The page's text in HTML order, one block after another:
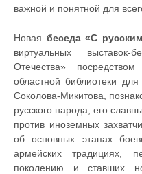
важной и понятной для
Новая беседа «С
виртуальных выставок-
Отечества»
областной библиотеки
Соколова-Микитова,
русского народа, его
против иноземных
об основных этапах
армейских традициях,
поколению и ставших